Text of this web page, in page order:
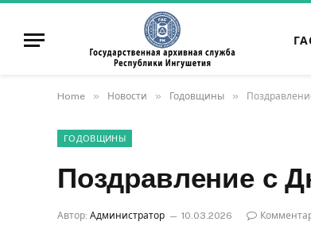
Home » Новости » Годовщины »
ГОДОВЩИНЫ
Поздравление с
Автор: Администратор 10.03.2026